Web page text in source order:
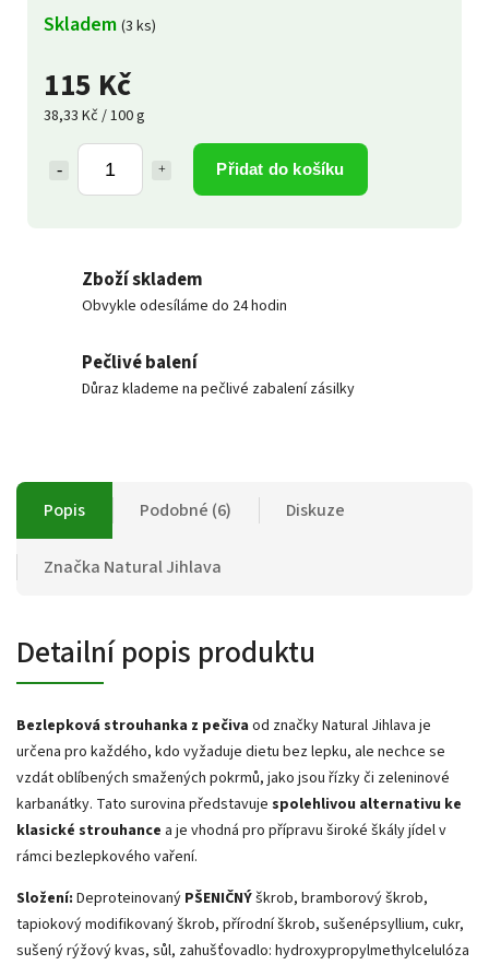
115 Kč
38,33 Kč / 100 g
Přidat do košíku
Skladem (3 ks)
Zboží skladem
Obvykle odesíláme do 24 hodin
Pečlivé balení
Důraz klademe na pečlivé zabalení zásilky
Popis Podobné (6) Diskuze
Značka Natural Jihlava
Detailní popis produktu
Bezlepková strouhanka z pečiva od značky Natural Jihlava je
určena pro každého, kdo vyžaduje dietu bez lepku, ale nechce se
vzdát oblíbených smažených pokrmů, jako jsou řízky či zeleninové
karbanátky. Tato surovina představuje spolehlivou alternativu ke
klasické strouhance a je vhodná pro přípravu široké škály jídel v
rámci bezlepkového vaření.
Složení: Deproteinovaný PŠENIČNÝškrob, bramborový škrob,
tapiokový modifikovaný škrob, přírodní škrob, sušenépsyllium, cukr,
sušený rýžový kvas, sůl, zahušťovadlo: hydroxypropylmethylcelulóza